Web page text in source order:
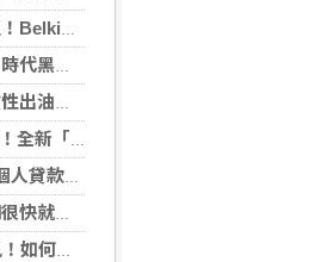
系列配件 升級遊戲體驗
新開張
的穩膚對策
讓你轉身即是焦點
增2575億
達成協議
治療新進展